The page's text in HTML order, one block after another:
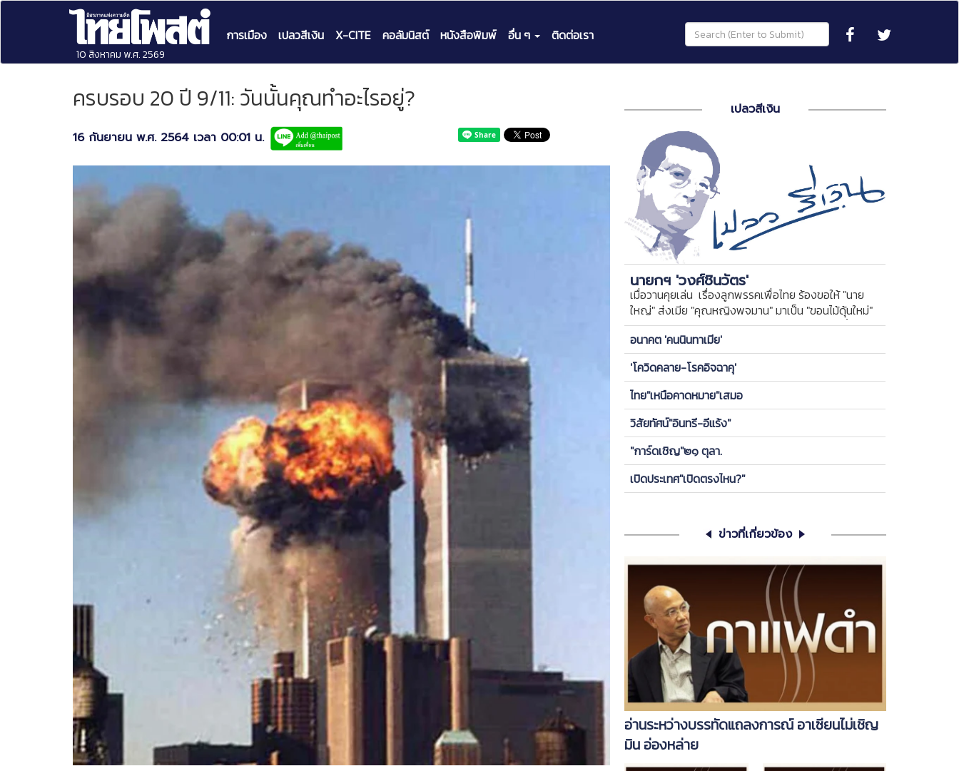
10 สิงหาคม พ.ศ. 2569
การเมือง เปลวสีเงิน X-CITE คอลัมนิสต์ หนังสือพิมพ์ อื่น ๆ ติดต่อเรา
ครบรอบ 20 ปี 9/11: วันนั้นคุณทำอะไรอยู่?
16 กันยายน พ.ศ. 2564 เวลา 00:01 น.
เปลวสีเงิน
นายกฯ 'วงศ์ชินวัตร'
เมื่อวานคุยเล่น เรื่องลูกพรรคเพื่อไทย ร้องขอให้ "นาย
ใหญ่" ส่งเมีย "คุณหญิงพจมาน" มาเป็น "ขอนไม้ดุ้นใหม่"
ของพรรค ให้ลูกกบ-ลูกเขียดในพรรคได้เกาะ วันนี้ ขอคุย
ซีเครียดซักนิด
อนาคต 'คนนินทาเมีย'
'โควิดคลาย-โรคอิจฉาคุ'
ไทย"เหนือคาดหมาย"เสมอ
วิสัยทัศน์"อินทรี-อีแร้ง"
"การ์ดเชิญ"๒๑ ตุลา.
เปิดประเทศ"เปิดตรงไหน?"
ข่าวที่เกี่ยวข้อง
อ่านระหว่างบรรทัดแถลงการณ์ อาเซียนไม่เชิญ
มิน อ่องหล่าย